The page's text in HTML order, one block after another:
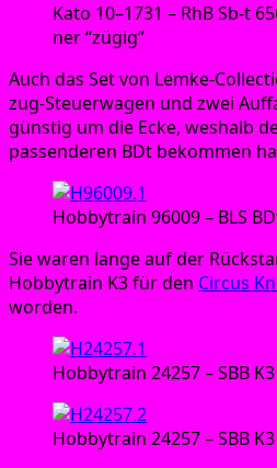
Kato 10–1731 – RhB Sb‑t
ner “zügig”
Auch das Set von Lem­ke-
zug-Steu­er­wa­gen und zwei
güns­tig um die Ecke, wes­halb
pas­sen­de­ren BDt bekom­men
Hob­by­train 96009 – BLS
Sie waren lan­ge auf der
Hob­by­train K3 für den Cir­cus
worden.
Hob­by­train 24257 – SBB
Hob­by­train 24257 – SBB